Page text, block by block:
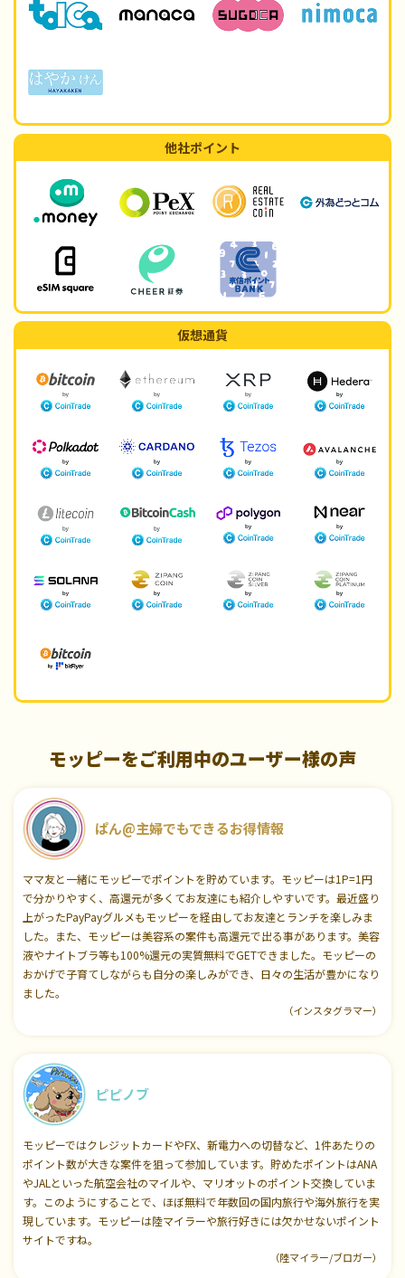
他社ポイント
仮想通貨
モッピーをご利用中のユーザー様の声
ぱん@主婦でもできるお得情報
ママ友と一緒にモッピーでポイントを貯めています。モッピーは1P=1円
で分かりやすく、高還元が多くてお友達にも紹介しやすいです。最近盛り
上がったPayPayグルメもモッピーを経由してお友達とランチを楽しみま
した。また、モッピーは美容系の案件も高還元で出る事があります。美容
液やナイトブラ等も100%還元の実質無料でGETできました。モッピーの
おかげで子育てしながらも自分の楽しみができ、日々の生活が豊かになり
ました。
（インスタグラマー）
ピピノブ
モッピーではクレジットカードやFX、新電力への切替など、1件あたりの
ポイント数が大きな案件を狙って参加しています。貯めたポイントはANA
やJALといった航空会社のマイルや、マリオットのポイント交換していま
す。このようにすることで、ほぼ無料で年数回の国内旅行や海外旅行を実
現しています。モッピーは陸マイラーや旅行好きには欠かせないポイント
サイトですね。
（陸マイラー/ブロガー）